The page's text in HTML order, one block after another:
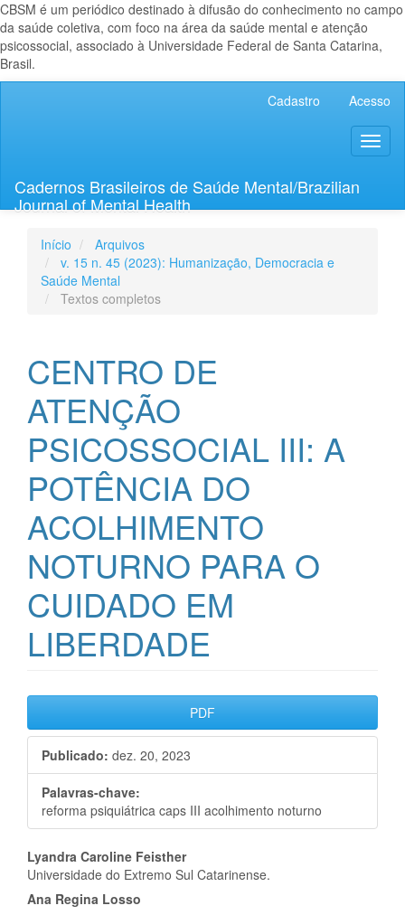
CBSM é um periódico destinado à difusão do conhecimento no campo
da saúde coletiva, com foco na área da saúde mental e atenção
psicossocial, associado à Universidade Federal de Santa Catarina,
Brasil.
Lateral
Cadastro Acesso
Cadernos Brasileiros de Saúde Mental/Brazilian
Journal of Mental Health
Início
Arquivos
v. 15 n. 45 (2023): Humanização, Democracia e
Saúde Mental
Textos completos
CENTRO DE
ATENÇÃO
PSICOSSOCIAL III: A
POTÊNCIA DO
ACOLHIMENTO
NOTURNO PARA O
CUIDADO EM
LIBERDADE
Barra
lateral
de
artigos
PDF
Publicado: dez. 20, 2023
Palavras-chave:
reforma psiquiátrica caps III acolhimento noturno
Conteúdo
do
Lyandra Caroline Feisther
Universidade do Extremo Sul Catarinense.
Ana Regina Losso